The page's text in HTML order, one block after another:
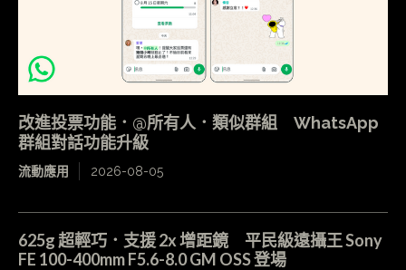
改進投票功能．@所有人．類似群組 WhatsApp
群組對話功能升級
流動應用 2026-08-05
625g 超輕巧．支援 2x 增距鏡 平民級遠攝王 Sony
FE 100-400mm F5.6-8.0 GM OSS 登場